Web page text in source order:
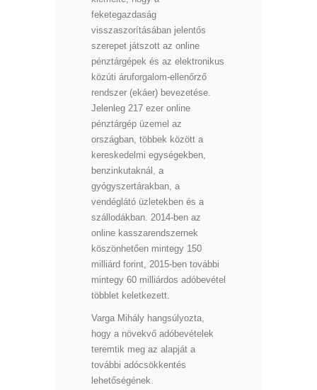
feketegazdaság
visszaszorításában jelentős
szerepet játszott az online
pénztárgépek és az elektronikus
közúti áruforgalom-ellenőrző
rendszer (ekáer) bevezetése.
Jelenleg 217 ezer online
pénztárgép üzemel az
országban, többek között a
kereskedelmi egységekben,
benzinkutaknál, a
gyógyszertárakban, a
vendéglátó üzletekben és a
szállodákban. 2014-ben az
online kasszarendszernek
köszönhetően mintegy 150
milliárd forint, 2015-ben további
mintegy 60 milliárdos adóbevétel
többlet keletkezett.
Varga Mihály hangsúlyozta,
hogy a növekvő adóbevételek
teremtik meg az alapját a
további adócsökkentés
lehetőségének.